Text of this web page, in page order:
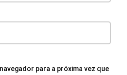
para a próxima vez que